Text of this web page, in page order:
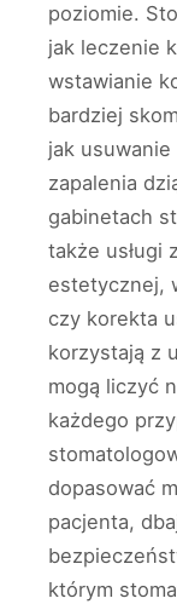
poziomie.
jak leczenie
wstawianie
bardziej
jak
zapalenia
gabinetach
także usługi
estetycznej,
czy korekta
korzystają z
mogą liczyć
każdego
dopasować
pacjenta,
którym